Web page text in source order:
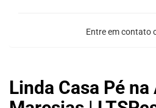
Linda Casa Pé na
Entre em contato